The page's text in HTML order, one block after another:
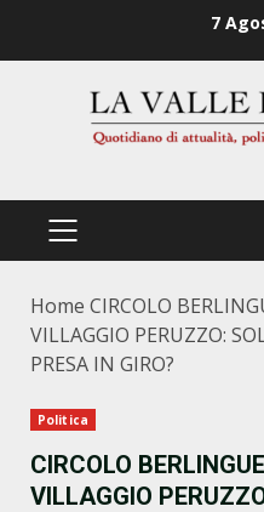
7
PRIMÄRES
Home CIRCOLO
VILLAGGIO PERUZZO:
PRESA IN GIRO?
Politica
CIRCOLO
VILLAGGIO